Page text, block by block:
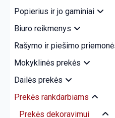
Popierius ir jo gaminiai
Biuro reikmenys
Rašymo ir piešimo
Mokyklinės prekės
Dailės prekės
Prekės rankdarbiams
Prekės dekoravimui